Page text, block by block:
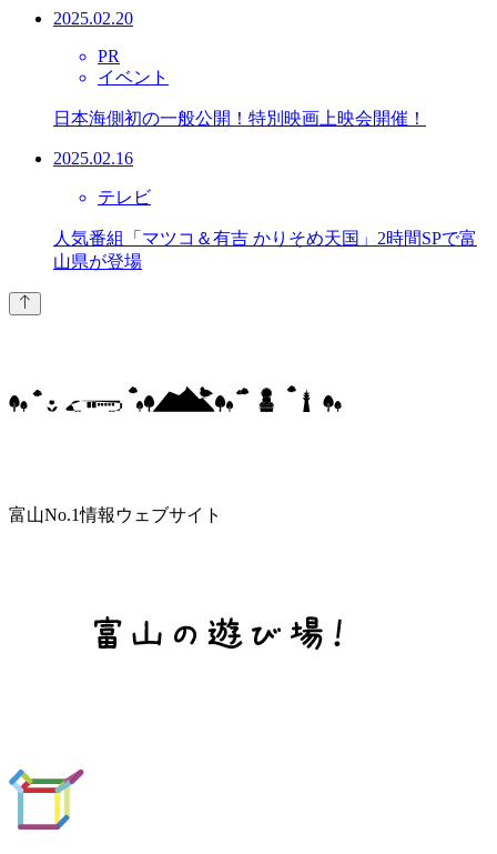
2025.02.20
PR
イベント
日本海側初の一般公開！特別映画上映会開催！
2025.02.16
テレビ
人気番組「マツコ＆有吉 かりそめ天国」2時間SPで富
山県が登場
富山No.1情報ウェブサイト